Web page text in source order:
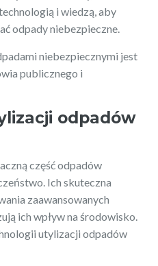
i wiedzą, aby
odpady niebezpieczne.
niebezpiecznymi jest
publicznego i
odpadów
część odpadów
Ich skuteczna
zaawansowanych
ich wpływ na środowisko.
utylizacji odpadów